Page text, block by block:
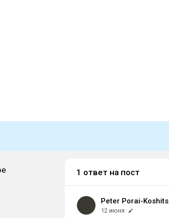
1 ответ на пост
Peter Porai-Koshits
12 июня